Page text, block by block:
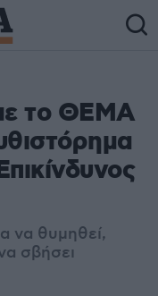
το ΘΕMA
να θυμηθεί,
σβήσει